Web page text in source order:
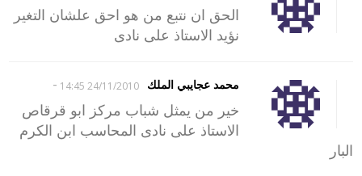
الحق ان نتبع من هو احق علشان التغير
نؤيد الاستاذ على نادى
محمد عجايبي الملك 24/11/2010 14:45
-
خير من يمثل شباب مركز ابو قرقاص
الاستاذ على نادى المحاسب ابن الكرم
البار